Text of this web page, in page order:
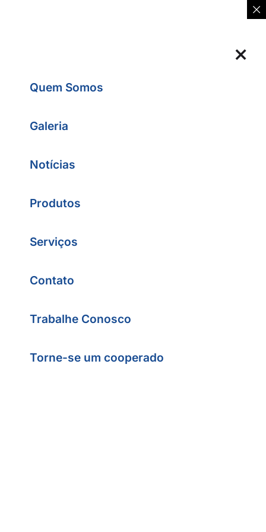
Quem Somos
Galeria
Notícias
Produtos
Serviços
Contato
Trabalhe Conosco
Torne-se um cooperado